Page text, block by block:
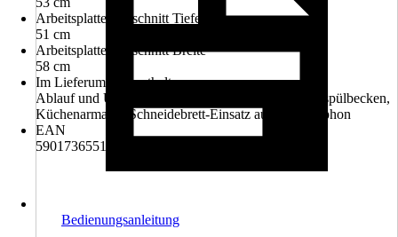
Arbeitsplattenausschnitt Tiefe
51 cm
Arbeitsplattenausschnitt Breite
58 cm
Im Lieferumfang enthalten
Ablauf und Überlaufgarnitur, Abtropfmatte, Einbauspülbecken,
Küchenarmatur, Schneidebrett-Einsatz aus Holz, Siphon
EAN
5901736551055
Bedienungsanleitung